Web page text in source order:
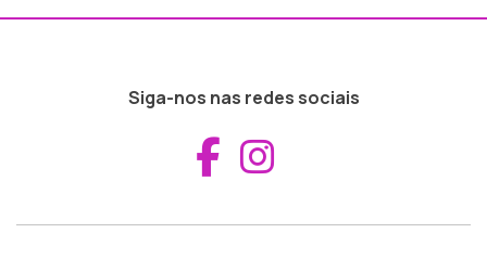
Siga-nos nas redes sociais
Aceder ao